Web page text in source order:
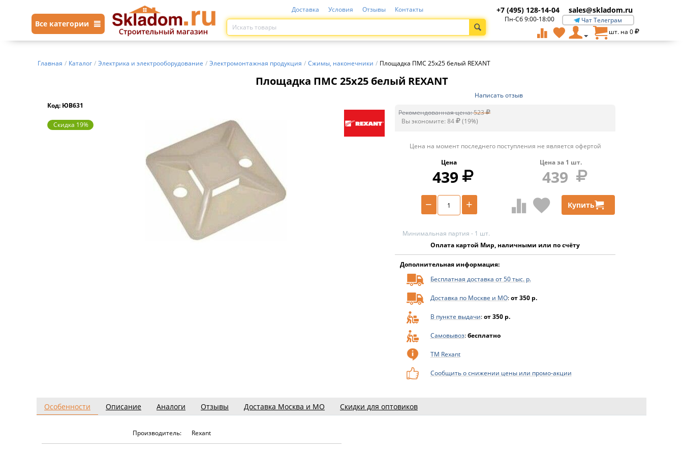
Все категории
Доставка Условия Отзывы Контакты +7 (495) 128-14-04 sales@skladom.ru
Пн-Сб 9:00-18:00
Чат Телеграм
шт. на 0
Главная / Каталог / Электрика и электрооборудование / Электромонтажная продукция / Сжимы, наконечники / Площадка ПМС 25х25 белый REXANT
Площадка ПМС 25х25 белый REXANT
Код: ЮВ631
Скидка 19%
Написать отзыв
Рекомендованная цена:523
Вы экономите:84 (19%)
Цена на момент последнего поступления не является офертой
Цена
439
Цена за 1 шт.
439
+
− Купить
Минимальная партия - 1 шт.
Оплата картой Мир, наличными или по счёту
Дополнительная информация:
Бесплатная доставка от 50 тыс. р.
Доставка по Москве и МО:от 350 р.
В пункте выдачи:от 350 р.
Самовывоз:бесплатно
ТМ Rexant
Сообщить о снижении цены или промо-акции
Особенности Описание Аналоги Отзывы Доставка Москва и МО Скидки для оптовиков
Производитель: Rexant